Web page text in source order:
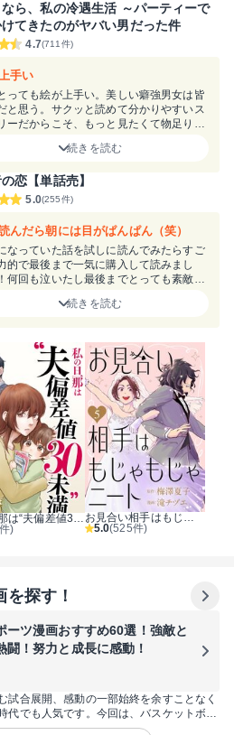
ら、私の冷遇生活 ～パーティーで
てきたのがヤバい男だった件
4.7(711件)
手い
っても絵が上手い。美しい癖強男女は皆
と思う。サクッと読めて分かりやすいス
ーだからこそ、もっと見たくて物足りな
続きを読む
恋【単話売】
5.0(255件)
んだら朝には目がぱんぱん（笑）
なっていた話を試しに読んでみたらすご
的で最後まで一気に購入して読みまし
何回も泣いたし最後までとっても素敵な
続きを読む
私の旦那は“夫偏差値30未満”
)
お見合い相手はもじゃもじゃニート
5.0(525件)
探す！
ーツ漫画おすすめ60選！強敵と
闘！努力と成長に感動！
試合展開、感動の一部始終を余すことなく
代でも人気です。今回は、バスケットボー
王道スポーツ漫画だけでなく、フィギアス